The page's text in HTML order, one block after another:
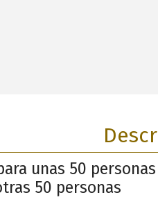
unas 50
50 personas